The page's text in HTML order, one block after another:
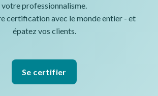
votre professionnalisme.
certification avec le monde entier - et
épatez vos clients.
Se certifier